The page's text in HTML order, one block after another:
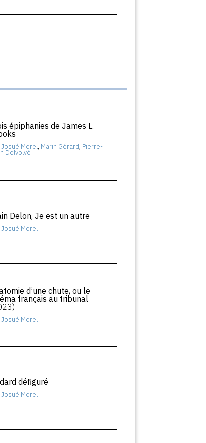
épiphanies de James L.
Josué Morel, Marin Gérard, Pierre-
Delvolvé
Delon, Je est un autre
Josué Morel
d’une chute, ou le
français au tribunal
Josué Morel
défiguré
Josué Morel